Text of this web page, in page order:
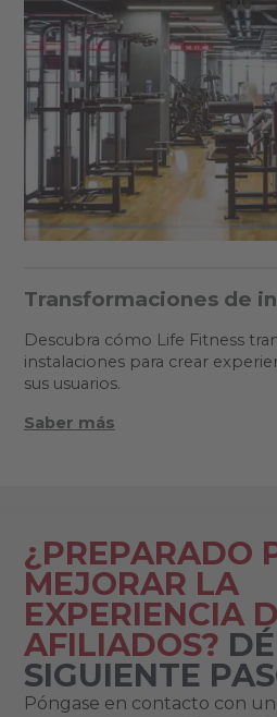
Transformaciones de
Descubra cómo Life Fitness
instalaciones para crear
sus usuarios.
Saber más
¿PREPARADO
MEJORAR LA
EXPERIENCIA
AFILIADOS?
SIGUIENTE
Póngase en contacto con